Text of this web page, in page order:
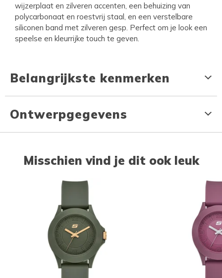
wijzerplaat en zilveren accenten, een behuizing van
polycarbonaat en roestvrij staal, en een verstelbare
siliconen band met zilveren gesp. Perfect om je look een
speelse en kleurrijke touch te geven.
Belangrijkste kenmerken
Ontwerpgegevens
Misschien vind je dit ook leuk